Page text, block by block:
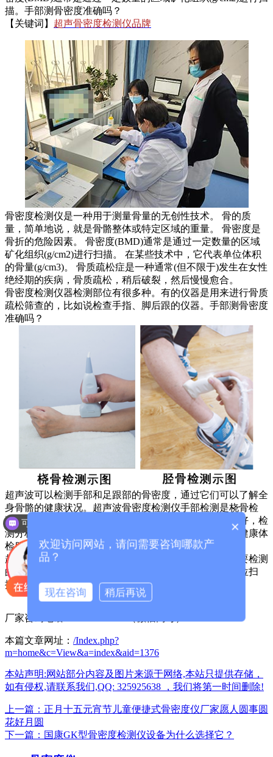
描。手部测骨密度准确吗？
【关键词】 超声骨密度检测仪品牌
骨密度检测仪是一种用于测量骨量的无创性技术。 骨的质
量，简单地说，就是骨骼整体或特定区域的重量。 骨密度是
骨折的危险因素。 骨密度(BMD)通常是通过一定数量的区域
矿化组织(g/cm2)进行扫描。 在某些技术中，它代表单位体积
的骨量(g/cm3)。 骨质疏松症是一种通常(但不限于)发生在女性
绝经期的疾病，骨质疏松，稍后破裂，然后慢慢愈合。
骨密度检测仪器检测部位有很多种。有的仪器是用来进行骨质
疏松筛查的，比如说检查手指、脚后跟的仪器。手部测骨密度
准确吗？
超声波可以检测手部和足跟部的骨密度，通过它们可以了解全
身骨骼的健康状况。超声波骨密度检测仪手部检测是桡骨检
测。采用桡骨检测，即以手腕处为测量点，骨测代表性好，检
测分析数据更准确，特别适合医院治疗疾病筛查、儿童健康体
检服务中心等应用。
超声骨密度检测仪器使用方法很简单，现在检测者的需要检测
的部位涂抹耦合剂，通过骨密度检测仪器探头在检测部位扫
描，仪器进行检测，几分钟后就能打印出这些结果。
厂家咨询电话：13626329298（微信同号）
本篇文章网址： /Index.php?
m=home&c=View&a=index&aid=1376
本站声明:网站部分内容及图片来源于网络,本站只提供存储，
如有侵权,请联系我们,QQ: 325925638 ，我们将第一时间删除!
上一篇：正月十五元宵节儿童便捷式骨密度仪厂家愿人圆事圆
花好月圆
下一篇：国康GK型骨密度检测仪设备为什么选择它？
×
欢迎访问网站，请问需要咨询哪款产
品？
现在咨询 稍后再说